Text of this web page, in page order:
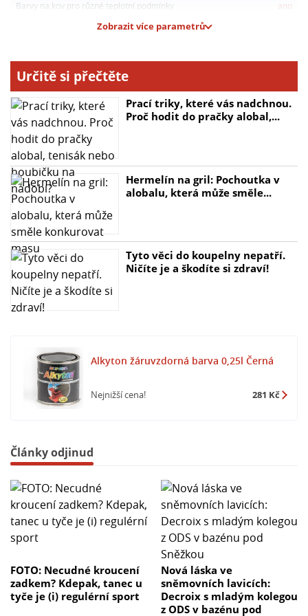
práci s hořlavými materiály. S elegantním černým
volbou pro ty, kteří hledají spolehlivou ochranu
kovových povrchů vystavených vysokým teplotám.
Barvy na kov pro různé teplotní podmínky
ano
Zobrazit více parametrů
Určitě si přečtěte
Prací triky, které vás nadchnou.
Proč hodit do pračky alobal,...
Hermelín na gril: Pochoutka v
alobalu, která může směle...
Tyto věci do koupelny nepatří.
Ničíte je a škodíte si zdraví!
Alkyton žáruvzdorná barva 0,25l Černá
Nejnižší cena! 281 Kč
Články odjinud
FOTO: Necudné kroucení
zadkem? Kdepak, tanec u
tyče je (i) regulérní sport
Nová láska ve
sněmovních lavicích:
Decroix s mladým kolegou
z ODS v bazénu pod